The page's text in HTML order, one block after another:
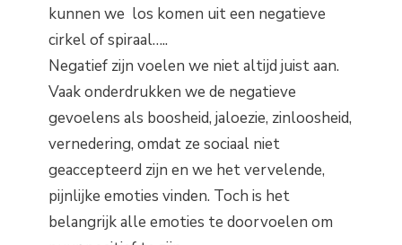
kunnen we los komen uit een negatieve
cirkel of spiraal…..
Negatief zijn voelen we niet altijd juist aan.
Vaak onderdrukken we de negatieve
gevoelens als boosheid, jaloezie, zinloosheid,
vernedering, omdat ze sociaal niet
geaccepteerd zijn en we het vervelende,
pijnlijke emoties vinden. Toch is het
belangrijk alle emoties te doorvoelen om